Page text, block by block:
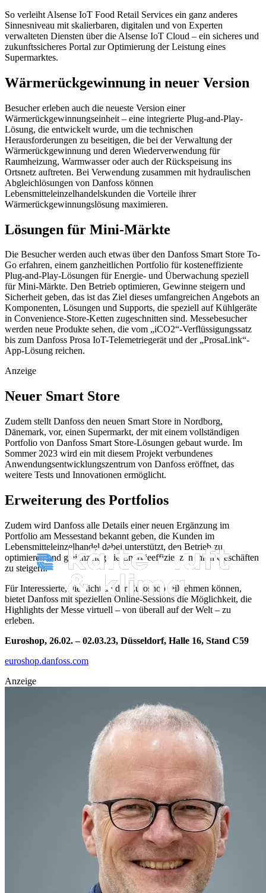
So verleiht Alsense IoT Food Retail Services ein ganz anderes
Sinnesniveau mit skalierbaren, digitalen und von Experten
verwalteten Diensten über die Alsense IoT Cloud – ein sicheres und
zukunftssicheres Portal zur Optimierung der Leistung eines
Supermarktes.
Wärmerückgewinnung in neuer Version
Besucher erleben auch die neueste Version einer
Wärmerückgewinnungseinheit – eine integrierte Plug-and-Play-
Lösung, die entwickelt wurde, um die technischen
Herausforderungen zu beseitigen, die bei der Verwaltung der
Wärmerückgewinnung und deren Wiederverwendung für
Raumheizung, Warmwasser oder auch der Rückspeisung ins
Ortsnetz auftreten. Bei Verwendung zusammen mit hydraulischen
Abgleichlösungen von Danfoss können
Lebensmitteleinzelhandelskunden die Vorteile ihrer
Wärmerückgewinnungslösung maximieren.
Lösungen für Mini-Märkte
Die Besucher werden auch etwas über den Danfoss Smart Store To-
Go erfahren, einem ganzheitlichen Portfolio für kosteneffiziente
Plug-and-Play-Lösungen für Energie- und Überwachung speziell
für Mini-Märkte. Den Betrieb optimieren, Gewinne steigern und
Sicherheit geben, das ist das Ziel dieses umfangreichen Angebots an
Komponenten, Lösungen und Supports, die speziell auf Kühlgeräte
in Convenience-Store-Ketten zugeschnitten sind. Messebesucher
werden neue Produkte sehen, die vom „iCO2“-Verflüssigungssatz
bis zum Danfoss Prosa IoT-Telemetriegerät und der „ProsaLink“-
App-Lösung reichen.
Anzeige
Neuer Smart Store
Zudem stellt Danfoss den neuen Smart Store in Nordborg,
Dänemark, vor, einen Supermarkt, der mit einem vollständigen
Portfolio von Danfoss Smart Store-Lösungen gebaut wurde. Im
Sommer 2023 wird ein mit diesem Projekt verbundenes
Anwendungsentwicklungszentrum von Danfoss eröffnet, das
weitere Tests und Innovationen ermöglicht.
Erweiterung des Portfolios
Zudem wird Danfoss alle Details einer neuen Ergänzung im
Portfolio am Messestand bekannt geben, die Kunden im
Lebensmitteleinzelhandel dabei unterstützt, den Betrieb zu
optimieren und gleichzeitig die Energieeffizienz in ihren Geschäften
zu steigern.
Für Interessierte, die nicht an der Euroshop teilnehmen können,
bietet Danfoss mit speziellen Online-Sessions die Möglichkeit, die
Highlights der Messe virtuell – von überall auf der Welt – zu
erleben.
Euroshop, 26.02. – 02.03.23, Düsseldorf, Halle 16, Stand C59
euroshop.danfoss.com
Anzeige